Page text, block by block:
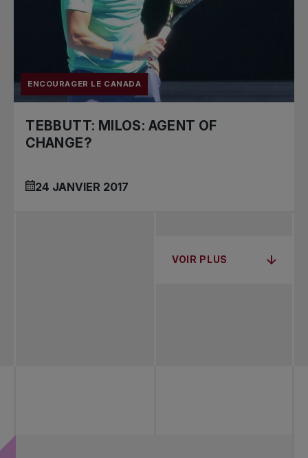
ENCOURAGER LE CANADA
TEBBUTT: MILOS: AGENT OF
CHANGE?
24 JANVIER 2017
VOIR PLUS